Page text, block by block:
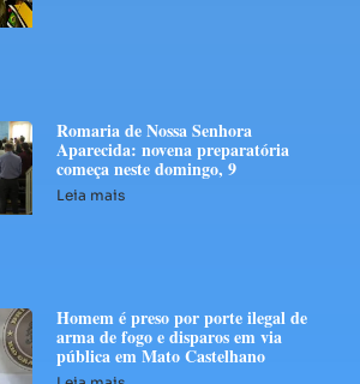
Romaria de Nossa Senhora
Aparecida: novena preparatória
começa neste domingo, 9
Leia mais
Homem é preso por porte ilegal de
arma de fogo e disparos em via
pública em Mato Castelhano